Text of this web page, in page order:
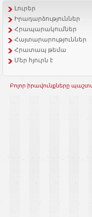
Լուրեր
Իրադարձություններ
Հրապարակումներ
Հայտարարություններ
Հրատապ թեմա
Մեր հյուրն է
Բոլոր իրավունքները